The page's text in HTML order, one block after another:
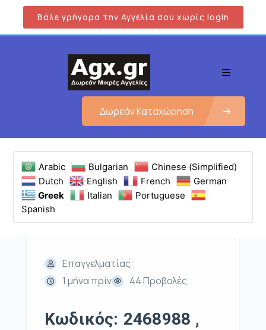
Βάλε γρήγορα την Αγγελία σου χωρίς login
Δωρεάν Καταχώρηση
Arabic Bulgarian
Chinese (Simplified)
Dutch
English French
German
Greek
Italian
Portuguese
Spanish
Επαγγελματίας
1 μήνα πρίν
44 Προβολές
Κωδικός: 2468988 ,